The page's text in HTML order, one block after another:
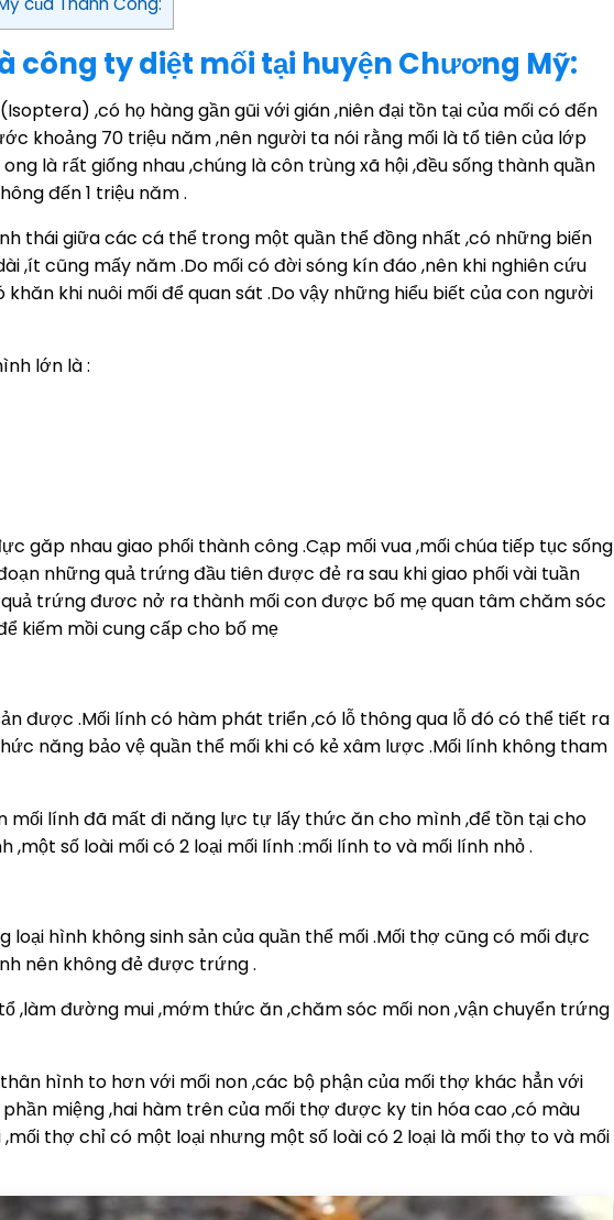
công ty diệt mối tại huyện Chương Mỹ:
,có họ hàng gần gũi với gián ,niên đại tồn tại của mối có đến
khoảng 70 triệu năm ,nên người ta nói rằng mối là tổ tiên của lớp
là rất giống nhau ,chúng là côn trùng xã hội ,đều sống thành quần
đến 1 triệu năm .
thái giữa các cá thể trong một quần thể đồng nhất ,có những biến
,ít cũng mấy năm .Do mối có đời sóng kín đáo ,nên khi nghiên cứu
khi nuôi mối để quan sát .Do vậy những hiểu biết của con người
lớn là :
găp nhau giao phối thành công .Cạp mối vua ,mối chúa tiếp tục sống
những quả trứng đầu tiên được đẻ ra sau khi giao phối vài tuần
trứng đươc nở ra thành mối con được bố mẹ quan tâm chăm sóc
kiếm mồi cung cấp cho bố mẹ
được .Mối lính có hàm phát triển ,có lỗ thông qua lỗ đó có thể tiết ra
năng bảo vệ quần thể mối khi có kẻ xâm lược .Mối lính không tham
mối lính đã mất đi năng lực tự lấy thức ăn cho mình ,để tồn tại cho
số loài mối có 2 loại mối lính :mối lính to và mối lính nhỏ .
hình không sinh sản của quần thể mối .Mối thợ cũng có mối đực
nên không đẻ được trứng .
,làm đường mui ,mớm thức ăn ,chăm sóc mối non ,vận chuyển trứng
hình to hơn với mối non ,các bộ phận của mối thợ khác hẳn với
miệng ,hai hàm trên của mối thợ được ky tin hóa cao ,có màu
thợ chỉ có một loại nhưng một số loài có 2 loại là mối thợ to và mối